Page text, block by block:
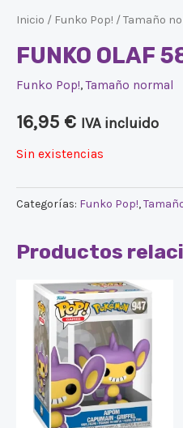
Inicio / Funko Pop! /Tamaño
FUNKO OLAF
Funko Pop!,Tamaño normal
16,95 € IVA incluido
Sin existencias
Categorías: Funko Pop!,
Productos